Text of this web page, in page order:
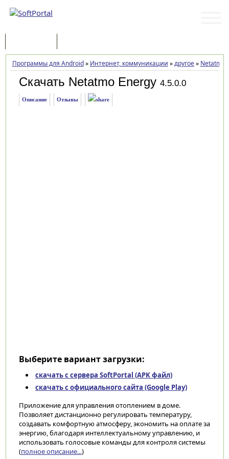
Программы для Android» Интернет, коммуникации »другое» Netatmo
Скачать Netatmo Energy 4.5.0.0
Описание Отзывы
Выберите вариант загрузки:
скачать с сервера SoftPortal (APK файл)
скачать с официального сайта (Google Play)
Приложение для управления отоплением в доме.
Позволяет дистанционно регулировать температуру,
создавать комфортную атмосферу, экономить на оплате за
энергию, благодаря интеллектуальному управлению, и
использовать голосовые команды для контроля системы
(полное описание...)